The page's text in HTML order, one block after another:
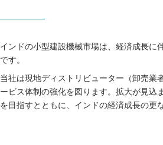
インドの小型建設機械市場は、経済成長に
です。
当社は現地ディストリビューター（卸売業
ービス体制の強化を図ります。拡大が見込
を目指すとともに、インドの経済成長の更